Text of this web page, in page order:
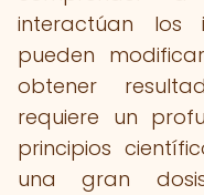
interactúan los
pueden
obtener
requiere un
principios
una gran